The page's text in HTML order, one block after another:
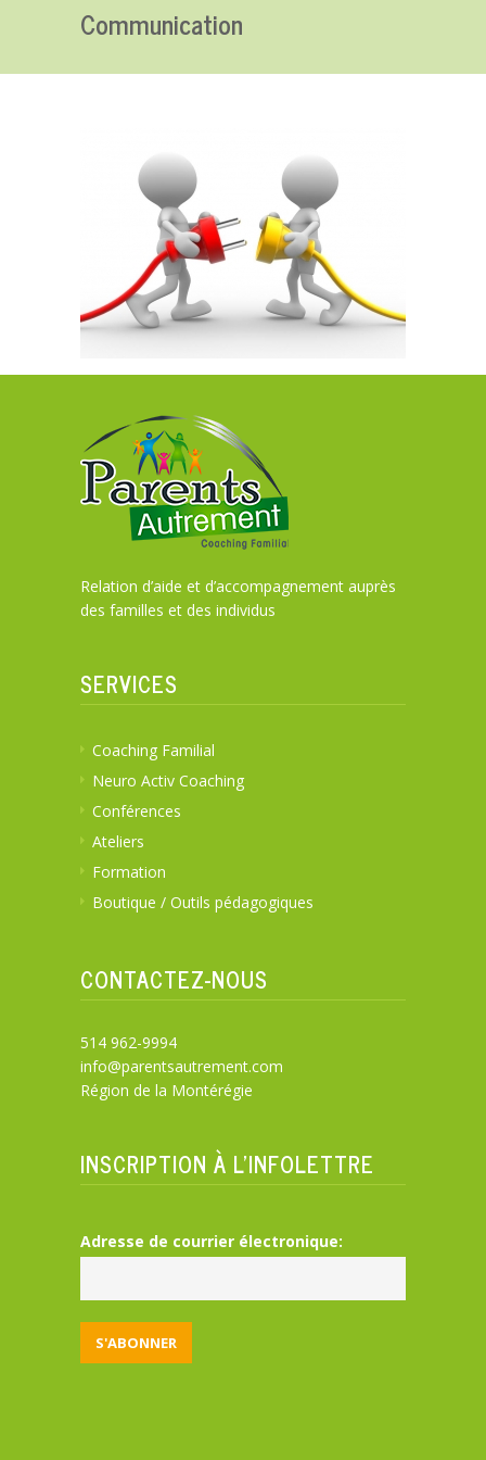
Communication
Relation d’aide et d’accompagnement auprès
des familles et des individus
SERVICES
Coaching Familial
Neuro Activ Coaching
Conférences
Ateliers
Formation
Boutique / Outils pédagogiques
CONTACTEZ-NOUS
514 962-9994
info@parentsautrement.com
Région de la Montérégie
INSCRIPTION À L’INFOLETTRE
Adresse de courrier électronique: